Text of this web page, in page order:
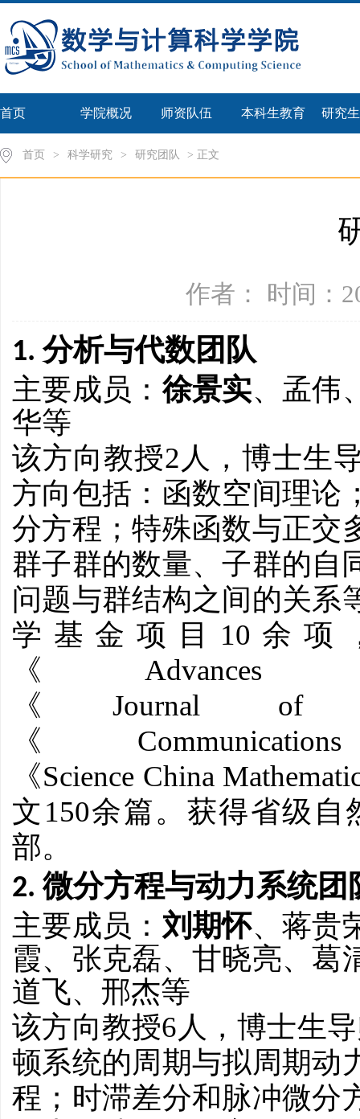
首页 学院概况 师资队伍 本科生教育 研究
首页 > 科学研究 > 研究团队 > 正文
作者： 时间：
1. 分析与代数团队
主要成员：徐景实、 孟伟
华等
该方向教授2人，博士生
方向包括：函数空间理论
分方程；特殊函数与正交
群子群的数量、子群的自
问题与群结构之间的关
学基金项目 10 余项
《Advances
《Journal of
《
《Science China
文 150余篇。获得省级自
部。
2. 微分方程与动力系统团
主要成员： 刘期怀、蒋贵
霞、张克磊、甘晓亮、葛
道飞、邢杰等
该方向教授6人，博士生
顿系统的周期与拟周期动
程；时滞差分和脉冲微分